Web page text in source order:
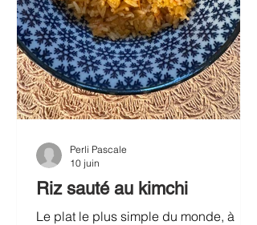
Riz sauté au kimchi
Le plat le plus simple du monde, à
Perli Pascale
10 juin